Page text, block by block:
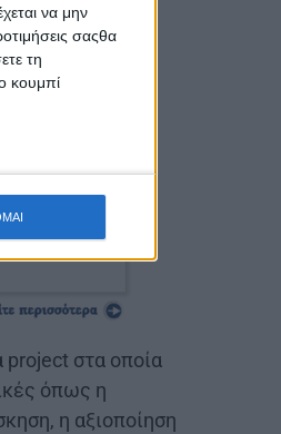
να μην
σαςθα
τη
κουμπί
project στα οποία
όπως η
η αξιοποίηση